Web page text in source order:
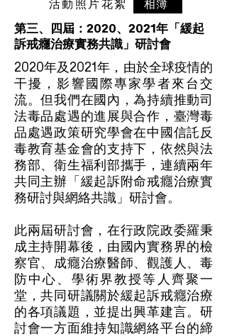
​活動照片花絮 相簿
第三、四屆：2020、2021年「緩起
訴戒癮治療實務共識」研討會
2020年及2021年，由於全球疫情的
干擾，影響國際專家學者來台交
流。但我們在國內，為持續推動司
法毒品處遇的進展與合作，臺灣毒
品處遇政策研究學會在中國信託反
毒教育基金會的支持下，依然與法
務部、衛生福利部攜手，連續兩年
共同主辦「緩起訴附命戒癮治療實
務研討與網絡共識」研討會。
此兩屆研討會，在行政院政委羅秉
成主持開幕後，由國內實務界的檢
察官、成癮治療醫師、觀護人、毒
防中心、學術界教授等人齊聚一
堂，共同研議關於緩起訴戒癮治療
的各項議題，並提出興革建言。研
討會一方面維持知識網絡平台的締